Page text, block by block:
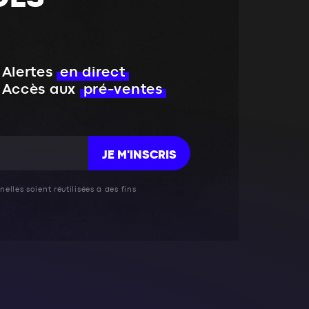
Alertes en direct
Accès aux pré-ventes
JE M'INSCRIS
soient réutilisées à des fins